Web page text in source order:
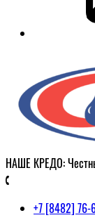
НАШЕ КРЕДО:
+7 [8482] 76-